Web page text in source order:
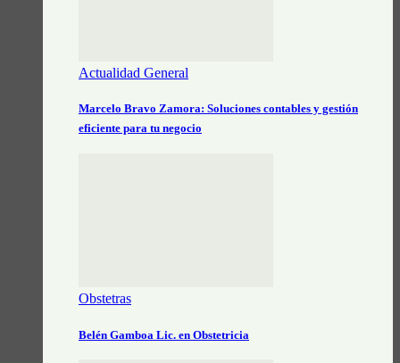
Actualidad General
Marcelo Bravo Zamora: Soluciones contables y gestión
eficiente para tu negocio
Obstetras
Belén Gamboa Lic. en Obstetricia